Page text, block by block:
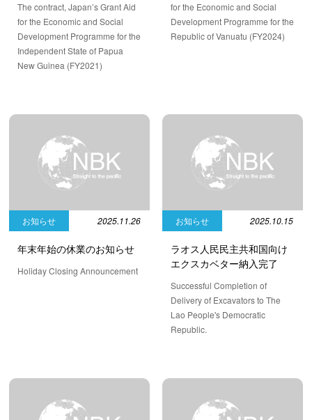
The contract, Japan’s Grant Aid
for the Economic and Social
Development Programme for the
Independent State of Papua
New Guinea (FY2021)
for the Economic and Social
Development Programme for the
Republic of Vanuatu (FY2024)
お知らせ 2025.11.26
年末年始の休業のお知らせ
Holiday Closing Announcement
お知らせ 2025.10.15
ラオス人民民主共和国向け
エクスカベター納入完了
Successful Completion of
Delivery of Excavators to The
Lao People's Democratic
Republic.